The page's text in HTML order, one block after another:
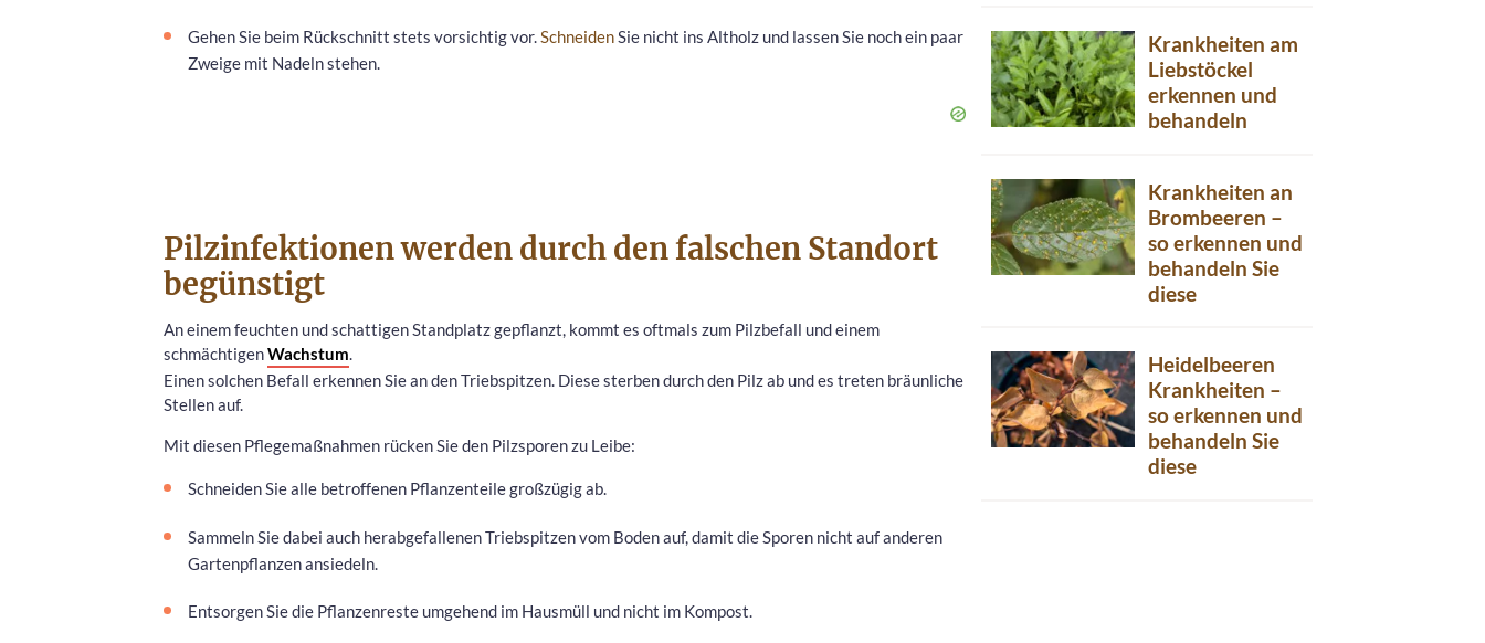
Gehen Sie beim Rückschnitt stets vorsichtig vor.SchneidenSie nicht ins Altholz und lassen Sie noch ein paar
Zweige mit Nadeln stehen.
Pilzinfektionen werden durch den falschen Standort
begünstigt
An einem feuchten und schattigen Standplatz gepflanzt, kommt es oftmals zum Pilzbefall und einem
schmächtigenWachstum.
Einen solchen Befall erkennen Sie an den Triebspitzen. Diese sterben durch den Pilz ab und es treten bräunliche
Stellen auf.
Mit diesen Pflegemaßnahmen rücken Sie den Pilzsporen zu Leibe:
Schneiden Sie alle betroffenen Pflanzenteile großzügig ab.
Sammeln Sie dabei auch herabgefallenen Triebspitzen vom Boden auf, damit die Sporen nicht auf anderen
Gartenpflanzen ansiedeln.
Entsorgen Sie die Pflanzenreste umgehend im Hausmüll und nicht im Kompost.
Krankheiten am
Liebstöckel
erkennen und
behandeln
Krankheiten an
Brombeeren –
so erkennen und
behandeln Sie
diese
Heidelbeeren
Krankheiten –
so erkennen und
behandeln Sie
diese